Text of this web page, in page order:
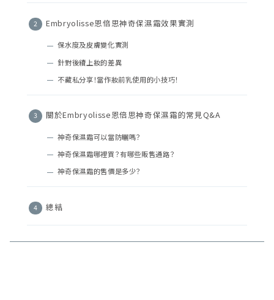
Embryolisse恩倍思神奇保濕霜效果實測
保水度及皮膚變化實測
針對後續上妝的差異
不藏私分享！當作妝前乳使用的小技巧！
關於Embryolisse恩倍思神奇保濕霜的常見Q&A
神奇保濕霜可以當防曬嗎？
神奇保濕霜哪裡買？有哪些販售通路？
神奇保濕霜的售價是多少？
總結